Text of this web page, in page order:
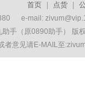
首页 点货
e-mail:
手（原0890助手） 版
者意见请E-MAIL至